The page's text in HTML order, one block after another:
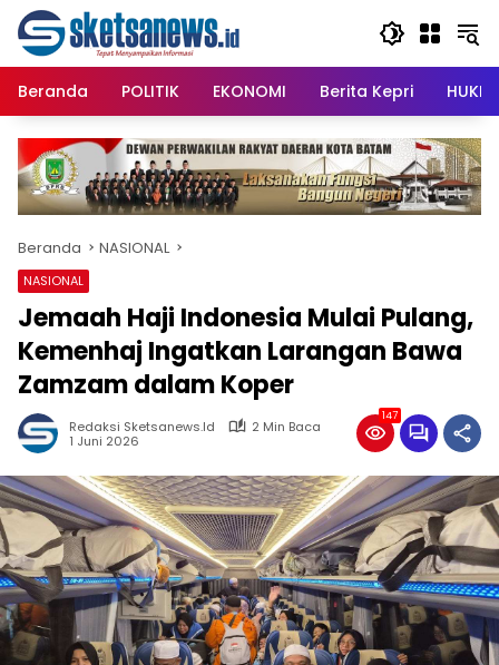
content
Langsung
konten
Beranda
POLITIK EKONOMI Berita Kepri
Beranda NASIONAL
NASIONAL
Jemaah Haji Indonesia Mulai Pulang,
Kemenhaj Ingatkan Larangan Bawa
Zamzam dalam Koper
Redaksi Sketsanews.id
2 Min Baca
1 Juni 2026
147